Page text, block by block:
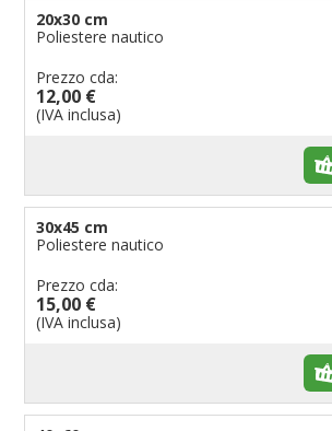
Bandiere per ambasciate
Bandiere per riserve naturali e parchi
Bandiere per musicisti
pennoni per bandiere
20x30 cm
Poliestere nautico
Prezzo cda:
12,00 €
(IVA inclusa)
30x45 cm
Poliestere nautico
Prezzo cda:
15,00 €
(IVA inclusa)